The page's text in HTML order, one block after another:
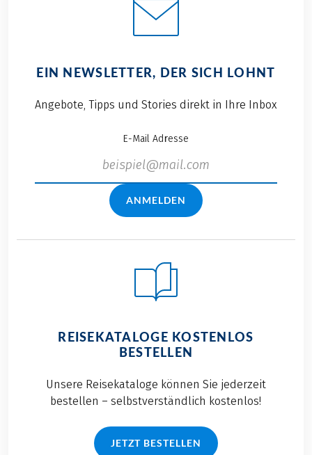
EIN NEWSLETTER, DER SICH LOHNT
Angebote, Tipps und Stories direkt in Ihre Inbox
E-Mail Adresse
ANMELDEN
REISEKATALOGE KOSTENLOS
BESTELLEN
Unsere Reisekataloge können Sie jederzeit
bestellen – selbstverständlich kostenlos!
JETZT BESTELLEN